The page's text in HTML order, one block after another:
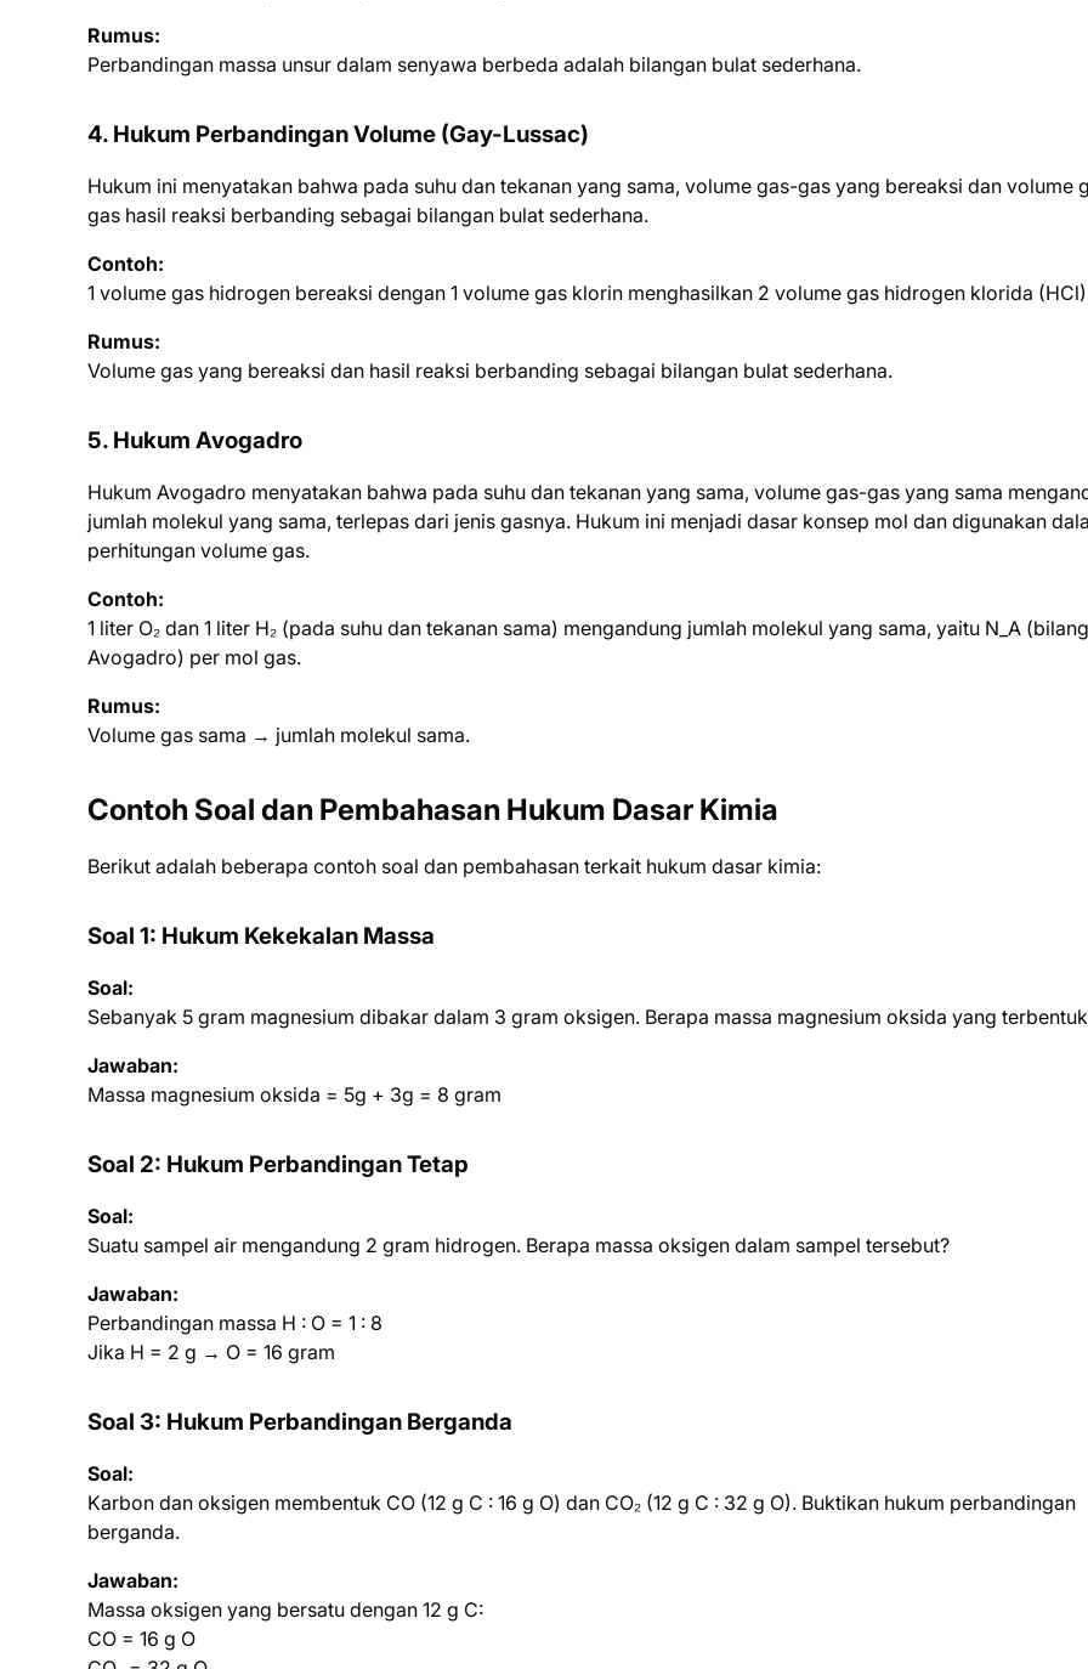
Rumus:
Perbandingan massa unsur dalam senyawa berbeda adalah bilangan bulat sederhana.
4. Hukum Perbandingan Volume (Gay-Lussac)
Hukum ini menyatakan bahwa pada suhu dan tekanan yang sama, volume gas-gas yang bereaksi dan volume
gas hasil reaksi berbanding sebagai bilangan bulat sederhana.
Contoh:
1 volume gas hidrogen bereaksi dengan 1 volume gas klorin menghasilkan 2 volume gas hidrogen klorida
Rumus:
Volume gas yang bereaksi dan hasil reaksi berbanding sebagai bilangan bulat sederhana.
5. Hukum Avogadro
Hukum Avogadro menyatakan bahwa pada suhu dan tekanan yang sama, volume gas-gas yang sama
jumlah molekul yang sama, terlepas dari jenis gasnya. Hukum ini menjadi dasar konsep mol dan digunakan
perhitungan volume gas.
Contoh:
1 liter O₂ dan 1 liter H₂ (pada suhu dan tekanan sama) mengandung jumlah molekul yang sama, yaitu N_A
Avogadro) per mol gas.
Rumus:
Volume gas sama → jumlah molekul sama.
Contoh Soal dan Pembahasan Hukum Dasar Kimia
Berikut adalah beberapa contoh soal dan pembahasan terkait hukum dasar kimia:
Soal 1: Hukum Kekekalan Massa
Soal:
Sebanyak 5 gram magnesium dibakar dalam 3 gram oksigen. Berapa massa magnesium oksida yang
Jawaban:
Massa magnesium oksida = 5g + 3g = 8 gram
Soal 2: Hukum Perbandingan Tetap
Soal:
Suatu sampel air mengandung 2 gram hidrogen. Berapa massa oksigen dalam sampel tersebut?
Jawaban:
Perbandingan massa H : O = 1 : 8
Jika H = 2 g → O = 16 gram
Soal 3: Hukum Perbandingan Berganda
Soal:
Karbon dan oksigen membentuk CO (12 g C : 16 g O) dan CO₂ (12 g C : 32 g O). Buktikan hukum perbandingan
berganda.
Jawaban:
Massa oksigen yang bersatu dengan 12 g C:
CO = 16 g O